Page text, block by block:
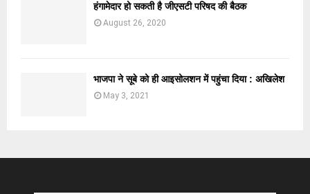
हंगामेदार हो सकती है जीएसटी परिषद की बैठक
August 26, 2020
भाजपा ने सूबे को ही आइसोलशन में पहुंचा दिया : अखिलेश
May 3, 2021